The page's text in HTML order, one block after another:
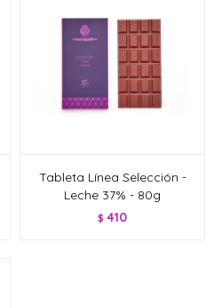
Tableta Línea Selección -
Leche 37% - 80g
$ 410